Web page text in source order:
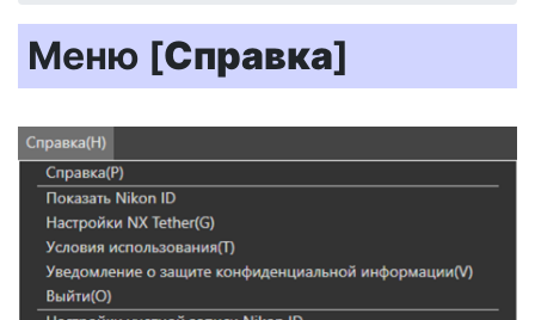
Меню [Справка]